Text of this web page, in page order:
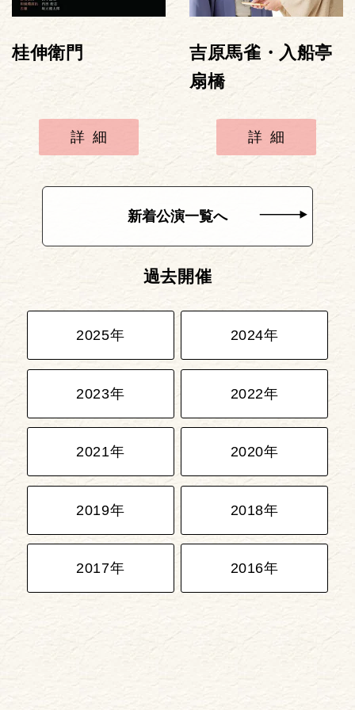
桂伸衛門
詳細
吉原馬雀・入船亭
扇橋
詳細
新着公演一覧へ
過去開催
2025年 2024年
2023年 2022年
2021年 2020年
2019年 2018年
2017年 2016年